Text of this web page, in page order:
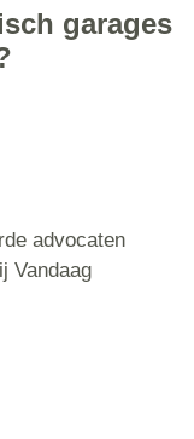
garages
advocaten
Vandaag